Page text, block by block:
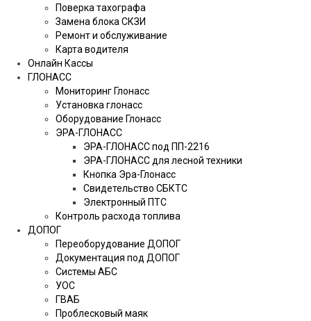
Поверка тахографа
Замена блока СКЗИ
Ремонт и обслуживание
Карта водителя
Онлайн Кассы
ГЛОНАСС
Мониторинг Глонасс
Установка глонасс
Оборудование Глонасс
ЭРА-ГЛОНАСС
ЭРА-ГЛОНАСС под ПП-2216
ЭРА-ГЛОНАСС для лесной техники
Кнопка Эра-Глонасс
Свидетельство СБКТС
Электронный ПТС
Контроль расхода топлива
ДОПОГ
Переоборудование ДОПОГ
Документация под ДОПОГ
Системы АБС
УОС
ГВАБ
Проблесковый маяк